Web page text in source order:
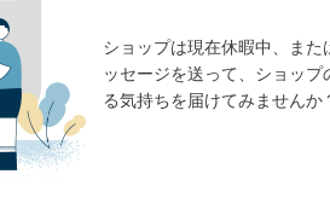
ショップは現在休暇中、ま
ッセージを送って、ショッ
る気持ちを届けてみませんか